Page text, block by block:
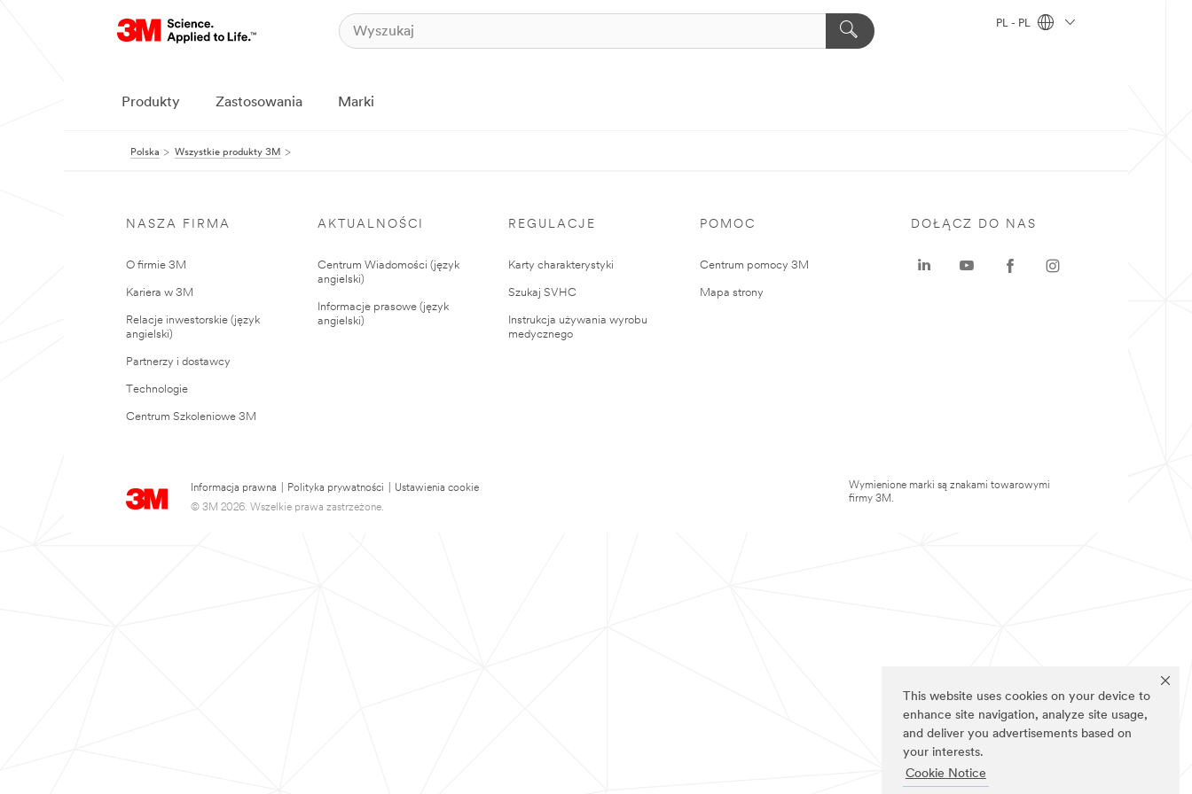
This website uses cookies on your device to
enhance site navigation, analyze site usage,
and deliver you advertisements based on
your interests.
Cookie Notice
PL - PL
Produkty Zastosowania Marki
Polska Wszystkie produkty 3M
NASZA FIRMA
O firmie 3M
Kariera w 3M
Relacje inwestorskie (język
angielski)
Partnerzy i dostawcy
Technologie
Centrum Szkoleniowe 3M
AKTUALNOŚCI
Centrum Wiadomości (język
angielski)
Informacje prasowe (język
angielski)
REGULACJE
Karty charakterystyki
Szukaj SVHC
Instrukcja używania wyrobu
medycznego
POMOC
Centrum pomocy 3M
Mapa strony
Informacja prawna Polityka prywatności
Ustawienia cookie
© 3M 2026. Wszelkie prawa zastrzeżone.
DOŁĄCZ DO NAS
Wymienione marki są znakami towarowymi
firmy 3M.